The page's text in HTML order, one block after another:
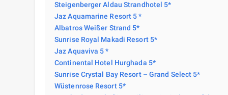
Steigenberger Aldau Strandhotel 5*
Jaz Aquamarine Resort 5 *
Albatros Weißer Strand 5*
Sunrise Royal Makadi Resort 5*
Jaz Aquaviva 5 *
Continental Hotel Hurghada 5*
Sunrise Crystal Bay Resort – Grand Select 5*
Wüstenrose Resort 5*